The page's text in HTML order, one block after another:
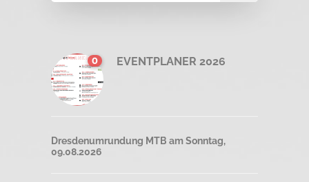
0 EVENTPLANER 2026
Dresdenumrundung MTB am Sonntag,
09.08.2026